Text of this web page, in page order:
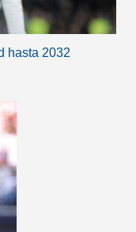
hasta 2032